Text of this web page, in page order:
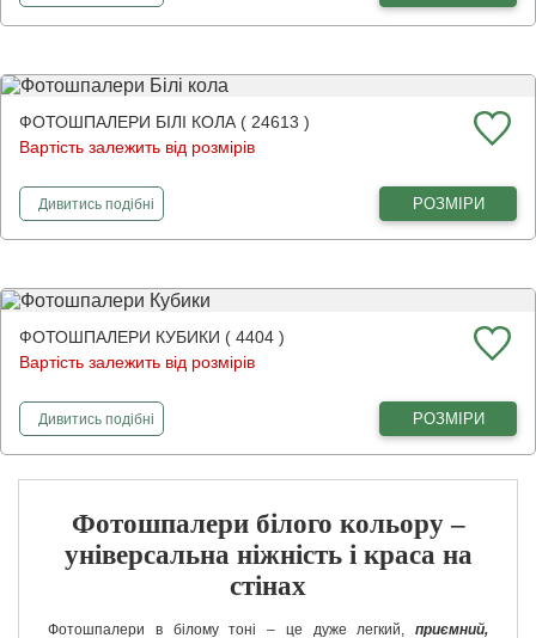
ФОТОШПАЛЕРИ БІЛІ КОЛА ( 24613 )
Вартість залежить від розмірів
Дивитисьфотошпалери
подібні РОЗМІРИ
ФОТОШПАЛЕРИ КУБИКИ ( 4404 )
Вартість залежить від розмірів
Дивитисьфотошпалери
подібні РОЗМІРИ
Фотошпалери білого кольору –
універсальна ніжність і краса на
стінах
Фотошпалери в білому тоні – це дуже легкий, приємний,